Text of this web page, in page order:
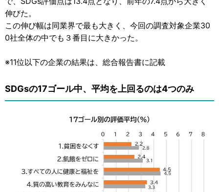
伸びた。
この伸び幅は同業界で最も大きく、今回の調査対象企業30
0社全体の中でも３番目に大きかった。
※11位以下の企業の結果は、総合報告書に記載
SDGsの17ゴール中、平均を上回るのは4つのみ